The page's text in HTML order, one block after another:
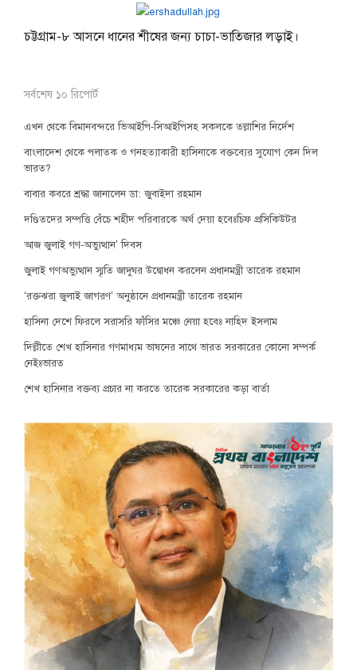
চট্টগ্রাম-৮ আসনে ধানের শীষের জন্য চাচা-ভাতিজার লড়াই।
সর্বশেষ ১০ রিপোর্ট
এখন থেকে বিমানবন্দরে ভিআইপি-সিআইপিসহ সকলকে তল্লাশির নির্দেশ
বাংলাদেশ থেকে পলাতক ও গনহত্যাকারী হাসিনাকে বক্তব্যের সুযোগ কেন দিল
ভারত?
বাবার কবরে শ্রদ্ধা জানালেন ডা: জুবাইদা রহমান
দণ্ডিতদের সম্পত্তি বেঁচে শহীদ পরিবারকে অর্থ দেয়া হবেঃচিফ প্রসিকিউটর
আজ জুলাই গণ-অভ্যুত্থান’ দিবস
জুলাই গণঅভ্যুত্থান স্মৃতি জাদুঘর উদ্বোধন করলেন প্রধানমন্ত্রী তারেক রহমান
‘রক্তঝরা জুলাই জাগরণ’ অনুষ্ঠানে প্রধানমন্ত্রী তারেক রহমান
হাসিনা দেশে ফিরলে সরাসরি ফাঁসির মঞ্চে নেয়া হবেঃ নাহিদ ইসলাম
দিল্লীতে শেখ হাসিনার গণমাধ্যম ভাষনের সাথে ভারত সরকারের কোনো সম্পর্ক
নেইঃভারত
শেখ হাসিনার বক্তব্য প্রচার না করতে তারেক সরকারের কড়া বার্তা